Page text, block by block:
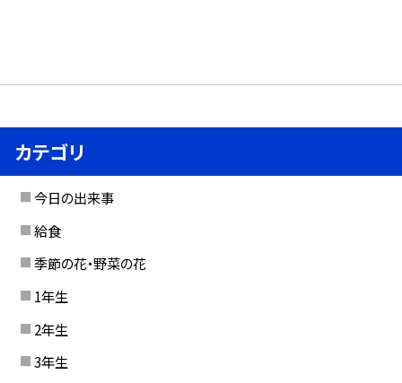
カテゴリ
今日の出来事
給食
季節の花・野菜の花
1年生
2年生
3年生